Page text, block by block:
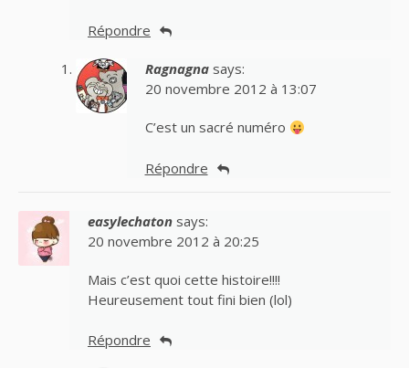
Répondre
Ragnagna says:
20 novembre 2012 à 13:07
C’est un sacré numéro
Répondre
easylechaton says:
20 novembre 2012 à 20:25
Mais c’est quoi cette histoire!!!!
Heureusement tout fini bien (lol)
Répondre